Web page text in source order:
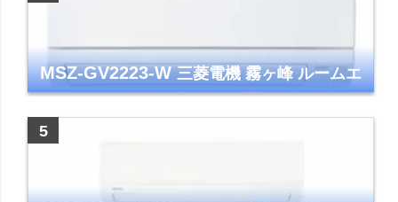
MSZ-GV2223-W三菱電機 霧ヶ峰 ルームエ
アコン GVシリーズ おもに6畳用 ピュアホワ